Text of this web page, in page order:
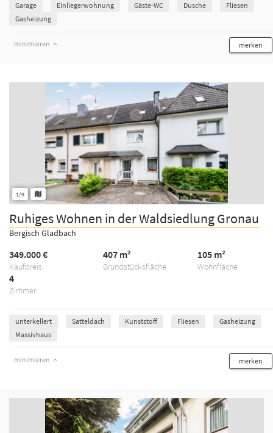
Garage
Einliegerwohnung Gäste-WC Dusche
Fliesen
Gasheizung
minimieren merken
1/9
Ruhiges Wohnen in der Waldsiedlung Gronau
Bergisch Gladbach
Kaufpreis
349.000 €
Grundstücksfläche
407 m²
Wohnfläche
105 m²
Zimmer
4
unterkellert Satteldach Kunststoff Fliesen
Gasheizung
Massivhaus
minimieren merken